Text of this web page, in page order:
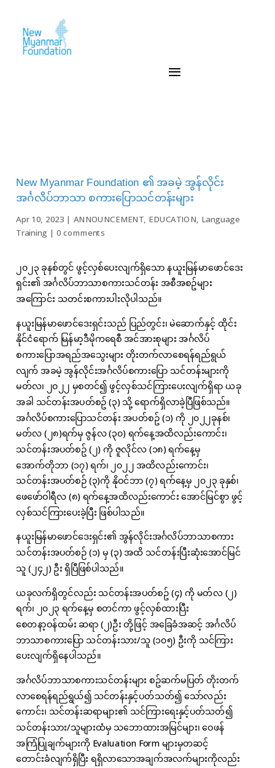
New Myanmar Foundation ၏ အခမဲ့ အွန်လိုင်း
အင်္ဂလိပ်ဘာသာ စကားပြောသင်တန်းများ
Apr 10, 2023 | ANNOUNCEMENT, EDUCATION, Language
Training| 0 comments
၂၀၂၃ ခုနစ်တွင် ဖွင့်လှစ်ပေးလျက်ရှိသော နယူးမြန်မာဖောင်ဒေး
ရှင်း၏ အင်္ဂလိပ်ဘာသာစကားသင်တန်း အစီအစဥ်များ
အကြောင်း သတင်းစကားပါးလိုပါသည်။
နယူးမြန်မာဖောင်ဒေးရှင်းသည် ပြည်တွင်း၊ မဲဆောက်နှင့် ထိုင်း
နိုင်ငံရောက် မြန်မာ့ဒီမိုကရေစီ အင်အားစုများ အင်္ဂလိပ်
စကားပြောအရည်အသွေးများ တိုးတက်လာစေရန်ရည်ရွယ်
လျက် အခမဲ့ အွန်လိုင်းအင်္ဂလိပ်စကားပြော သင်တန်းများကို
မတ်လ၊ ၂၀၂၂ မှစတင်၍ဖွင့်လှစ်သင်ကြားပေးလျက်ရှိရာ ယခု
အခါ သင်တန်းအပတ်စဥ် (၃) သို့ ရောက်ရှိလာခဲ့ပြီဖြစ်သည်။
အင်္ဂလိပ်စကားပြောသင်တန်း အပတ်စဥ် (၁) ကို ၂၀၂၂ခုနစ်၊
မတ်လ (၂၈)ရက်မှ ဇွန်လ (၃၀) ရက်နေ့အထိလည်းကောင်း၊
သင်တန်းအပတ်စဥ် (၂) ကို ဇူလိုင်လ (၁၈) ရက်နေ့မှ
အောက်တိုဘာ (၁၇) ရက်၊ ၂၀၂၂ အထိလည်းကောင်း၊
သင်တန်းအပတ်စဉ် (၃)ကို နိုဝင်ဘာ (၇) ရက်နေ့မှ ၂၀၂၃ ခုနှစ်၊
ဖေဖော်ဝါရီလ (၈) ရက်နေ့အထိလည်းကောင်း အောင်မြင်စွာ ဖွင့်
လှစ်သင်ကြားပေးခဲ့ပြီး ဖြစ်ပါသည်။
နယူးမြန်မာဖောင်ဒေးရှင်း၏ အွန်လိုင်းအင်္ဂလိပ်ဘာသာစကား
သင်တန်းအပတ်စဉ် (၁) မှ (၃) အထိ သင်တန်းပြီးဆုံးအောင်မြင်
သူ (၂၄၂) ဦး ရှိပြီဖြစ်ပါသည်။
ယခုလက်ရှိတွင်လည်း သင်တန်းအပတ်စဥ် (၄) ကို မတ်လ (၂)
ရက်၊ ၂၀၂၃ ရက်နေ့မှ စတင်ကာ ဖွင့်လှစ်ထားပြီး
စေတနာ့ဝန်ထမ်း ဆရာ (၂)ဦး တို့ဖြင့် အခြေခံအဆင့် အင်္ဂလိပ်
ဘာသာစကားပြော သင်တန်းသား/သူ (၁၀၅) ဦးကို သင်ကြား
ပေးလျက်ရှိနေပါသည်။
အင်္ဂလိပ်ဘာသာစကားသင်တန်းများ စဥ်ဆက်မပြတ် တိုးတက်
လာစေရန်ရည်ရွယ်၍ သင်တန်းနှင့်ပတ်သတ်၍ သော်လည်း
ကောင်း၊ သင်တန်းဆရာများ၏ သင်ကြားရေးနှင့်ပတ်သတ်၍
သင်တန်းသား/သူများထံမှ သဘောထားအမြင်များ၊ ဝေဖန်
အကြံပြုချက်များကို Evaluation Form များမှတဆင့်
တောင်းခံလျက်ရှိပြီး ရရှိလာသောအချက်အလက်များကိုလည်း